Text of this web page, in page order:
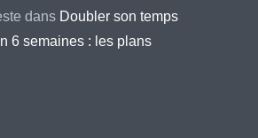
dans Doubler son temps
6 semaines : les plans